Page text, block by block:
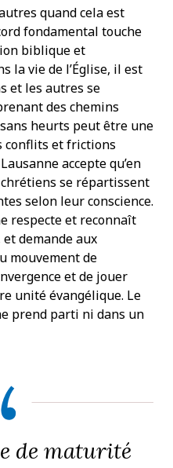
quand cela est
fondamental touche
biblique et
la vie de l’Église, il est
et les autres se
des chemins
heurts peut être une
conflits et frictions
accepte qu’en
se répartissent
selon leur conscience.
respecte et reconnaît
demande aux
mouvement de
et de jouer
unité évangélique. Le
prend parti ni dans un
de maturité